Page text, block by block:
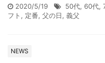
2020/5/19 50代, 60代,
フト , 定番, 父の日, 義父
NEWS